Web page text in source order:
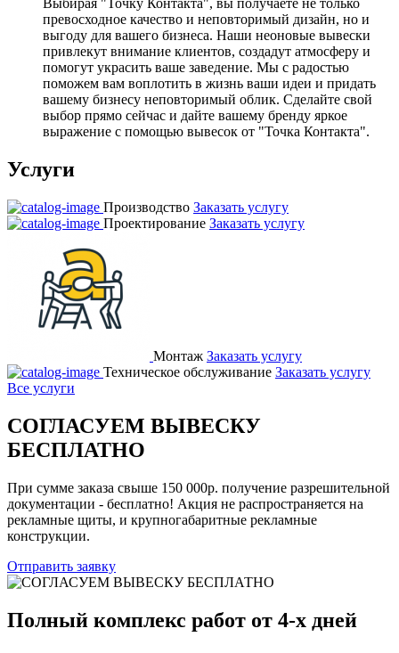
Выбирая "Точку Контакта", вы получаете не только
превосходное качество и неповторимый дизайн, но и
выгоду для вашего бизнеса. Наши неоновые вывески
привлекут внимание клиентов, создадут атмосферу и
помогут украсить ваше заведение. Мы с радостью
поможем вам воплотить в жизнь ваши идеи и придать
вашему бизнесу неповторимый облик. Сделайте свой
выбор прямо сейчас и дайте вашему бренду яркое
выражение с помощью вывесок от "Точка Контакта".
Услуги
Производство Заказать услугу
Проектирование Заказать услугу
Монтаж Заказать услугу
Техническое обслуживание Заказать услугу
Все услуги
СОГЛАСУЕМ ВЫВЕСКУ
БЕСПЛАТНО
При сумме заказа свыше 150 000р. получение разрешительной
документации - бесплатно! Акция не распространяется на
рекламные щиты, и крупногабаритные рекламные
конструкции.
Отправить заявку
Полный комплекс работ от 4-х дней